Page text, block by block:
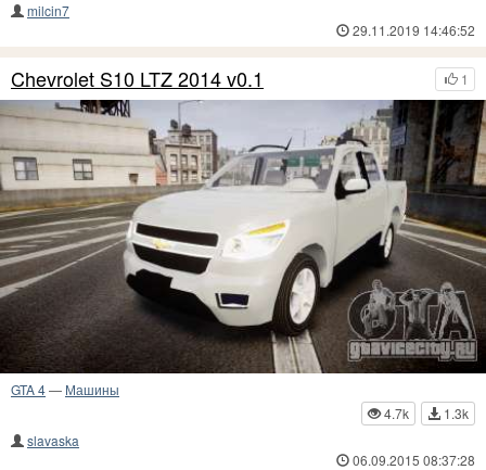
milcin7
29.11.2019 14:46:52
1
Chevrolet S10 LTZ 2014 v0.1
GTA 4— Машины
4.7k
1.3k
slavaska
06.09.2015 08:37:28